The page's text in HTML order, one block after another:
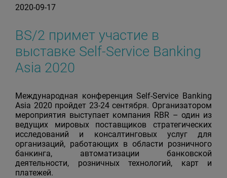
2020-09-17
BS/2 примет участие в
выставке Self-Service Banking
Asia 2020
Международная конференция Self-Service Banking
Asia 2020 пройдет 23-24 сентября. Организатором
мероприятия выступает компания RBR – один из
ведущих мировых поставщиков стратегических
исследований и консалтинговых услуг для
организаций, работающих в области розничного
банкинга, автоматизации банковской
деятельности, розничных технологий, карт и
платежей.